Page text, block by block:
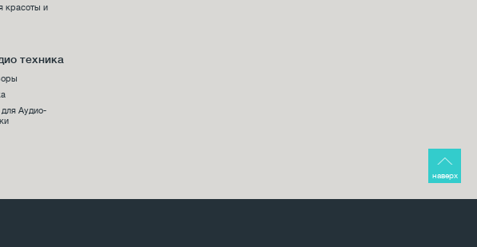
красоты и
техника
Аудио-
наверх